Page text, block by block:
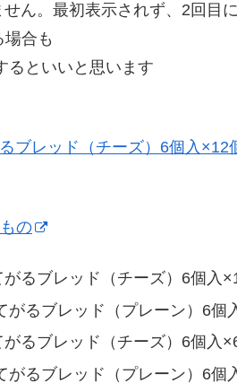
ん。最初表示されず、2回目
合も
るといいと思います
の
るブレッド（チーズ）6個入
がるブレッド（プレーン）6個
るブレッド（チーズ）6個入
るブレッド（プレーン）6個